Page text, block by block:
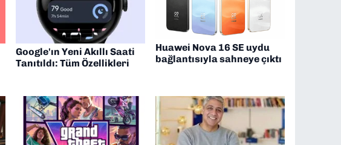
Google'ın Yeni Akıllı Saati
Tanıtıldı: Tüm Özellikleri
Huawei Nova 16 SE uydu
bağlantısıyla sahneye çıktı